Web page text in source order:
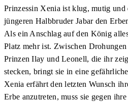
Prinzessin Xenia ist klug, mutig und
jüngeren Halbbruder Jabar den
Als ein Anschlag auf den König
Platz mehr ist. Zwischen
Prinzen Ilay und Leonell, die ihr
stecken, bringt sie in eine
Xenia erfährt den letzten Wunsch
Erbe anzutreten, muss sie gegen